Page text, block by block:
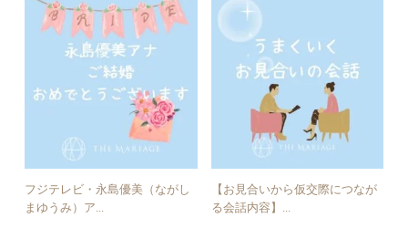
フジテレビ・永島優美（ながし
まゆうみ）ア...
【お見合いから仮交際につなが
る会話内容】...